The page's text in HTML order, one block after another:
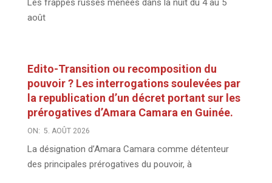
Les frappes russes menées dans la nuit du 4 au 5
août
Edito-Transition ou recomposition du
pouvoir ? Les interrogations soulevées par
la republication d’un décret portant sur les
prérogatives d’Amara Camara en Guinée.
ON: 5. AOÛT 2026
La désignation d’Amara Camara comme détenteur
des principales prérogatives du pouvoir, à